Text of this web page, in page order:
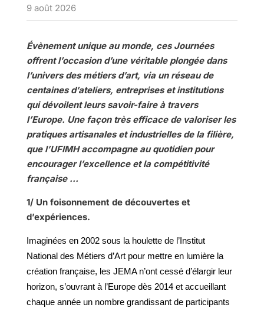
9 août 2026
Évènement unique au monde, ces Journées
offrent l’occasion d’une véritable plongée dans
l’univers des métiers d’art, via un réseau de
centaines d’ateliers, entreprises et institutions
qui dévoilent leurs savoir-faire à travers
l’Europe. Une façon très efficace de valoriser les
pratiques artisanales et industrielles de la filière,
que l’UFIMH accompagne au quotidien pour
encourager l’excellence et la compétitivité
française …
1/ Un foisonnement de découvertes et
d’expériences.
Imaginées en 2002 sous la houlette de l’Institut
National des Métiers d’Art pour mettre en lumière la
création française, les JEMA n’ont cessé d’élargir leur
horizon, s’ouvrant à l’Europe dès 2014 et accueillant
chaque année un nombre grandissant de participants